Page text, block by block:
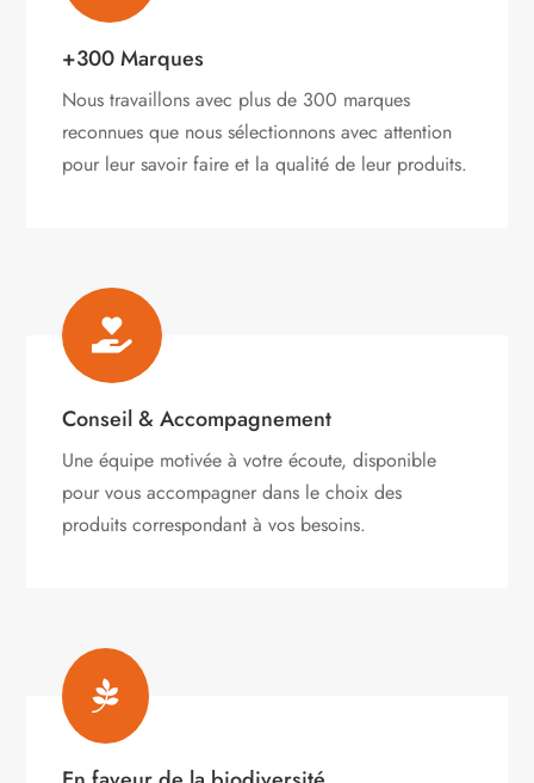
+300 Marques
Nous travaillons avec plus de 300 marques
reconnues que nous sélectionnons avec attention
pour leur savoir faire et la qualité de leur produits.

Conseil & Accompagnement
Une équipe motivée à votre écoute, disponible
pour vous accompagner dans le choix des
produits correspondant à vos besoins.
